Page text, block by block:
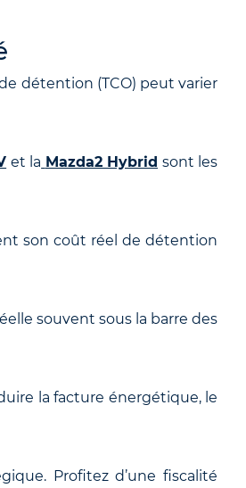
détention (TCO) peut varier
et la Mazda2 Hybrid sont les
son coût réel de détention
souvent sous la barre des
la facture énergétique, le
Profitez d’une fiscalité